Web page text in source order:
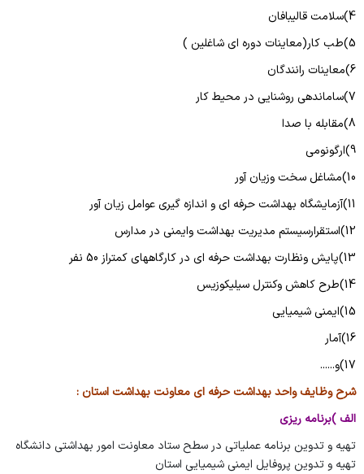
4) سلامت قالیبافان
5) طب کار(معاینات دوره ای شاغلین )
6) معاینات رانندگان
7) ساماندهی روشنایی در محیط کار
8) مقابله با صدا
9) ارگونومی
10) مشاغل سخت وزیان آور
11) آزمایشگاه بهداشت حرفه ای و اندازه گیری عوامل زیان آور
12) استقرارسیستم مدیریت بهداشت وایمنی در مدارس
13) پایش ونظارت بهداشت حرفه ای در کارگاههای کمتراز 50 نفر
14) طرح کاهش وکنترل سیلیکوزیس
15) ایمنی شیمیایی
16) آمار
17) و......
شرح وظایف واحد بهداشت حرفه ای معاونت بهداشت استان :‌
الف )‌‌برنامه ریزی
تهیه و تدوین برنامه عملیاتی در سطح ستاد معاونت امور بهداشتی دانشگاه
تهیه و تدوین پروفایل ایمنی شیمیایی استان